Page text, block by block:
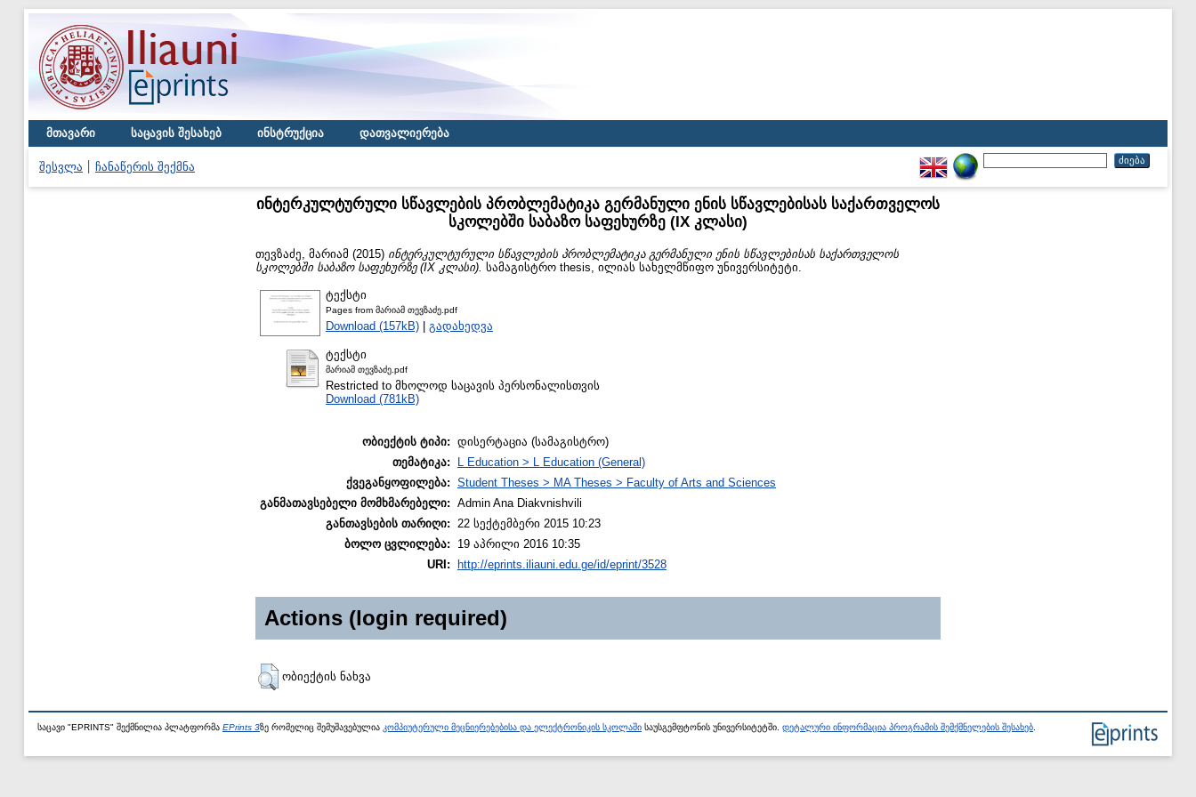
მთავარი საცავის შესახებ ინსტრუქცია დათვალიერება
შესვლა ჩანაწერის შექმნა
ინტერკულტურული სწავლების პრობლემატიკა გერმანული ენის სწავლებისას საქართველოს
სკოლებში საბაზო საფეხურზე (IX კლასი)
თევზაძე, მარიამ (2015) ინტერკულტურული სწავლების პრობლემატიკა გერმანული ენის სწავლებისას საქართველოს
სკოლებში საბაზო საფეხურზე (IX კლასი). სამაგისტრო thesis, ილიას სახელმწიფო უნივერსიტეტი.
ტექსტი
Pages from მარიამ თევზაძე.pdf
Download (157kB) | გადახედვა
ტექსტი
მარიამ თევზაძე.pdf
Restricted to მხოლოდ საცავის პერსონალისთვის
Download (781kB)
ობიექტის ტიპი: დისერტაცია (სამაგისტრო)
თემატიკა:
L Education > L Education (General)
ქვეგანყოფილება: Student Theses > MA Theses > Faculty of Arts and Sciences
განმათავსებელი მომხმარებელი: Admin Ana Diakvnishvili
განთავსების თარიღი: 22 სექტემბერი 2015 10:23
ბოლო ცვლილება:
19 აპრილი 2016 10:35
URI:
http://eprints.iliauni.edu.ge/id/eprint/3528
Actions (login required)
ობიექტის ნახვა
საცავი "EPRINTS" შექმნილია პლატფორმა EPrints 3ზე რომელიც შემუშავებულია კომპიუტერული მეცნიერებებისა და ელექტრონიკის სკოლაში საუსგემფტონის უნივერსიტეტში. დეტალური ინფორმაცია პროგრამის შემქმნელების შესახებ.